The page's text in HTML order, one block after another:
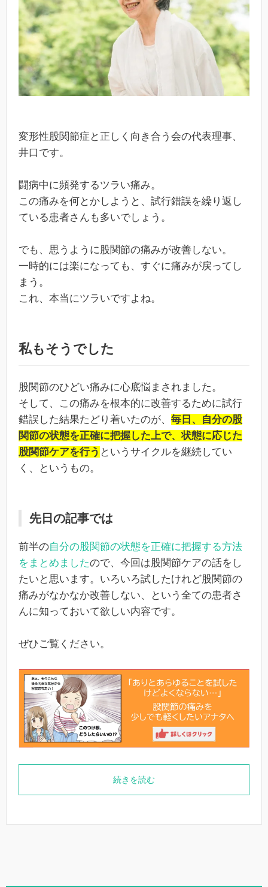
変形性股関節症と正しく向き合う会の代表理事、
井口です。
闘病中に頻発するツラい痛み。
この痛みを何とかしようと、試行錯誤を繰り返し
ている患者さんも多いでしょう。
でも、思うように股関節の痛みが改善しない。
一時的には楽になっても、すぐに痛みが戻ってし
まう。
これ、本当にツラいですよね。
私もそうでした
股関節のひどい痛みに心底悩まされました。
そして、この痛みを根本的に改善するために試行
錯誤した結果たどり着いたのが、 毎日、自分の股
関節の状態を正確に把握した上で、状態に応じた
股関節ケアを行う というサイクルを継続してい
く、というもの。
先日の記事では
前半の自分の股関節の状態を正確に把握する方法
をまとめましたので、今回は股関節ケアの話をし
たいと思います。いろいろ試したけれど股関節の
痛みがなかなか改善しない、という全ての患者さ
んに知っておいて欲しい内容です。
ぜひご覧ください。
続きを読む